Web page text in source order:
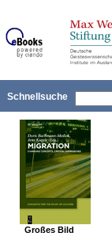
Schnellsuche
Großes Bild